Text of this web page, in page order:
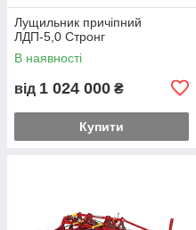
Лущильник причіпний
ЛДП-5,0 Стронг
В наявності
від 1 024 000 ₴
Купити